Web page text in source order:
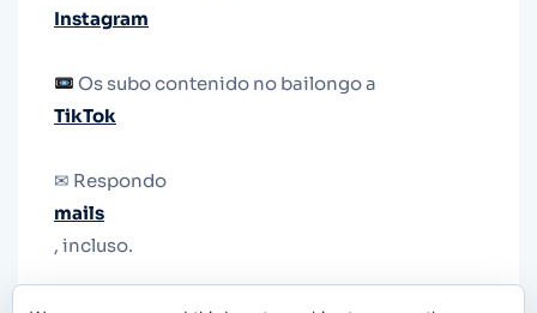
Instagram
Os subo contenido no bailongo a
TikTok
✉ Respondo
mails
, incluso.